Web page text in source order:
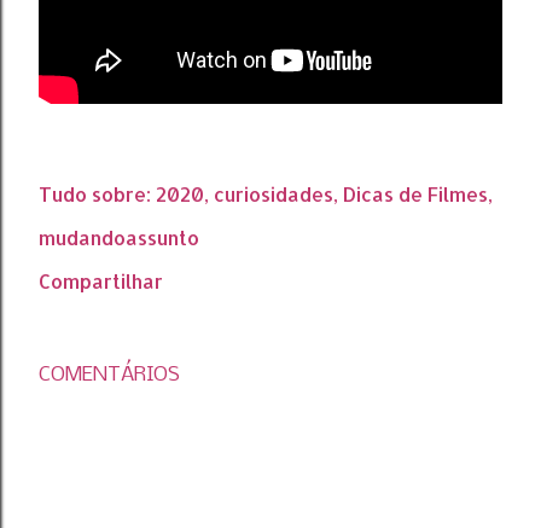
Tudo sobre: 2020 curiosidades Dicas de Filmes
mudandoassunto
Compartilhar
COMENTÁRIOS